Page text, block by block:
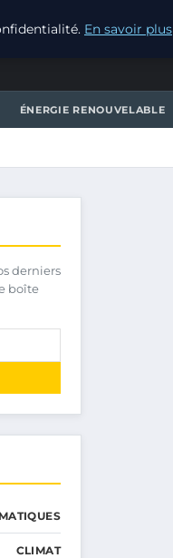
ÉNERGIE RENOUVELABLE
derniers
boîte
CLIMAT
En savoir plus